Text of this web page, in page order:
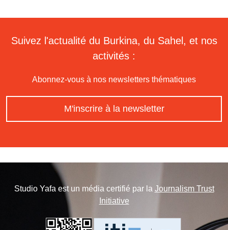
Suivez l'actualité du Burkina, du Sahel, et nos
activités :
Abonnez-vous à nos newsletters thématiques
M'inscrire à la newsletter
Studio Yafa est un média certifié par la Journalism Trust
Initiative